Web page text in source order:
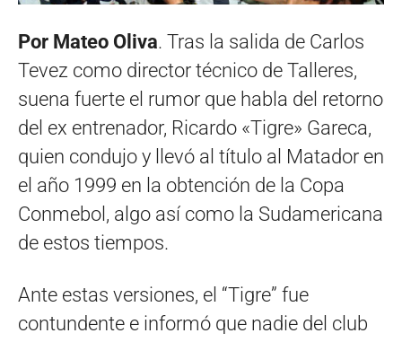
Por Mateo Oliva. Tras la salida de Carlos
Tevez como director técnico de Talleres,
suena fuerte el rumor que habla del retorno
del ex entrenador, Ricardo «Tigre» Gareca,
quien condujo y llevó al título al Matador en
el año 1999 en la obtención de la Copa
Conmebol, algo así como la Sudamericana
de estos tiempos.
Ante estas versiones, el “Tigre” fue
contundente e informó que nadie del club